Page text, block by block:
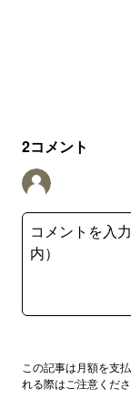
2コメント
この記事は月額を支
れる際はご注意くださ